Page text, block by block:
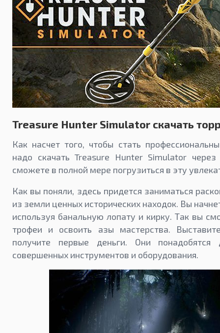
Treasure Hunter Simulator скачать
Как насчет того, чтобы стать
надо скачать Treasure Hunter Simulator
сможете в полной мере погрузиться в эту
Как вы поняли, здесь придется заниматься
из земли ценных исторических находок. Вы
используя банальную лопату и кирку. Так вы
трофеи и освоить азы мастерства.
получите первые деньги. Они понадобятся
совершенных инструментов и оборудования.